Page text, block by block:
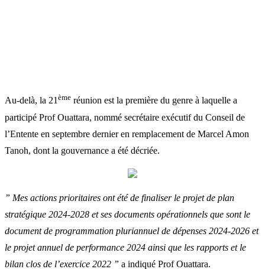
Au-delà, la 21ème réunion est la première du genre à laquelle a
participé Prof Ouattara, nommé secrétaire exécutif du Conseil de
l’Entente en septembre dernier en remplacement de Marcel Amon
Tanoh, dont la gouvernance a été décriée.
” Mes actions prioritaires ont été de finaliser le projet de plan
stratégique 2024-2028 et ses documents opérationnels que sont le
document de programmation pluriannuel de dépenses 2024-2026 et
le projet annuel de performance 2024 ainsi que les rapports et le
bilan clos de l’exercice 2022 ” a indiqué Prof Ouattara.